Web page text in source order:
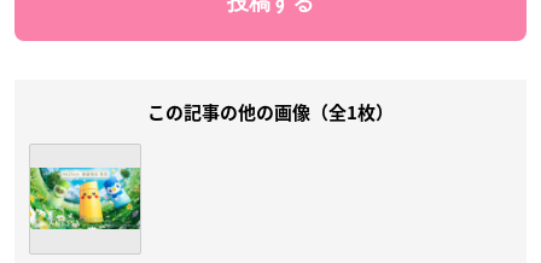
この記事の他の画像（全1枚）